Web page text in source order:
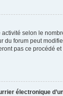
selon le
forum peut
pas ce
électronique